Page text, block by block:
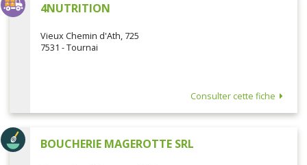
4NUTRITION
Vieux Chemin d'Ath, 725
7531 - Tournai
Consulter cette fiche
BOUCHERIE MAGEROTTE SRL